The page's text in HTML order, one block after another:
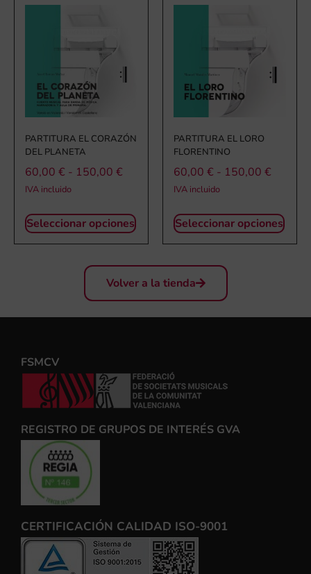
PARTITURA EL CORAZÓN
DEL PLANETA
60,00 € - 150,00 €
IVA incluido
Seleccionar opciones
PARTITURA EL LORO
FLORENTINO
60,00 € - 150,00 €
IVA incluido
Seleccionar opciones
Volver a la tienda
FSMCV
REGISTRO DE GRUPOS DE INTERÉS GVA
CERTIFICACIÓN CALIDAD ISO-9001